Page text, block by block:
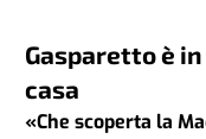
Gasparetto è
casa
«Che scoperta la